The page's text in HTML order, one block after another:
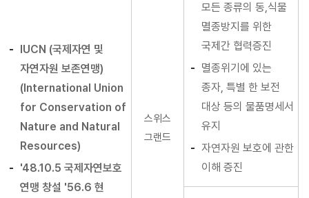
IUCN (국제자연 및
자연자원 보존연맹)
(International Union
for Conservation of
Nature and Natural
Resources)
'48.10.5 국제자연보호
연맹 창설 '56.6 현
스위스
그랜드
모든 종류의 동,식물
멸종방지를 위한
국제간 협력증진
멸종위기에 있는
종자, 특별 한 보전
대상 등의 물품명세서
유지
자연자원 보호에 관한
이해 증진